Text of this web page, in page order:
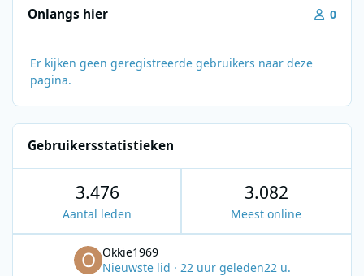
Onlangs hier 0
Er kijken geen geregistreerde gebruikers naar deze
pagina.
Gebruikersstatistieken
3.476
Aantal leden
3.082
Meest online
Okkie1969
Nieuwste lid · 22 uur geleden22 u.